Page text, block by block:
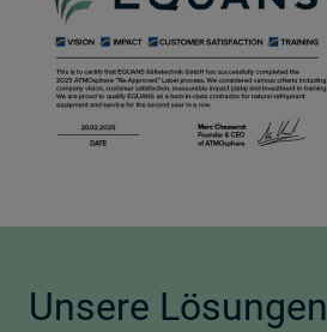
Unsere Lösungen